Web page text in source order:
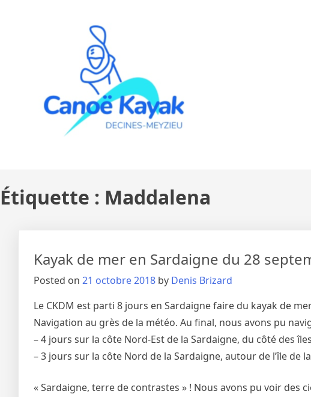
Étiquette : Maddalena
Kayak de mer en Sardaigne du 28
Posted on 21 octobre 2018 by Denis Brizard
Le CKDM est parti 8 jours en Sardaigne faire du kayak de
Navigation au grès de la météo. Au final, nous avons pu
– 4 jours sur la côte Nord-Est de la Sardaigne, du côté des
– 3 jours sur la côte Nord de la Sardaigne, autour de l’île de
« Sardaigne, terre de contrastes » ! Nous avons pu voir des